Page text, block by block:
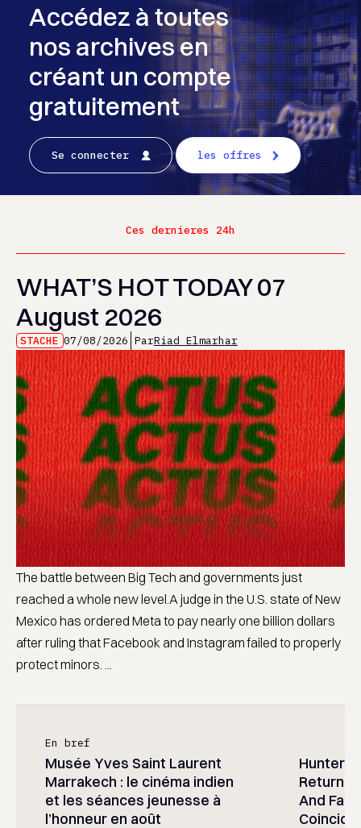
Accédez à toutes
nos archives en
créant un compte
gratuitement
Se connecter les offres
Ces dernieres 24h
WHAT’S HOT TODAY 07
August 2026
STACHE 07/08/2026 ParRiad Elmarhar
The battle between Big Tech and governments just
reached a whole new level.A judge in the U.S. state of New
Mexico has ordered Meta to pay nearly one billion dollars
after ruling that Facebook and Instagram failed to properly
protect minors. ...
En bref
Musée Yves Saint Laurent
Marrakech : le cinéma indien
et les séances jeunesse à
l’honneur en août
Hunter
And